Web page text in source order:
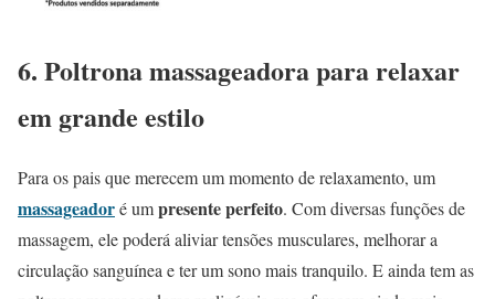
6. Poltrona massageadora para relaxar
em grande estilo
Para os pais que merecem um momento de relaxamento, um
massageadoré umpresente perfeito. Com diversas funções de
massagem, ele poderá aliviar tensões musculares, melhorar a
circulação sanguínea e ter um sono mais tranquilo. E ainda tem as